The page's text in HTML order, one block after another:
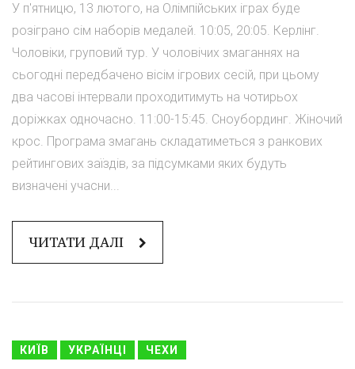
У п'ятницю, 13 лютого, на Олімпійських іграх буде
розіграно сім наборів медалей. 10:05, 20:05. Керлінг.
Чоловіки, груповий тур. У чоловічих змаганнях на
сьогодні передбачено вісім ігрових сесій, при цьому
два часові інтервали проходитимуть на чотирьох
доріжках одночасно. 11:00-15:45. Сноубординг. Жіночий
крос. Програма змагань складатиметься з ранкових
рейтингових заїздів, за підсумками яких будуть
визначені учасни...
ЧИТАТИ ДАЛІ
КИЇВ УКРАЇНЦІ ЧЕХИ